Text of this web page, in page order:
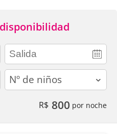
children
R$ 800 por noche